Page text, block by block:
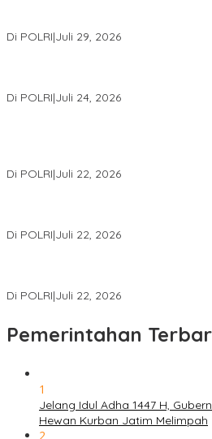
Di POLRI|Juli 29, 2026
Di POLRI|Juli 24, 2026
Di POLRI|Juli 22, 2026
Di POLRI|Juli 22, 2026
Di POLRI|Juli 22, 2026
Pemerintahan
1
Jelang Idul Adha 1447 H,
Hewan Kurban Jatim Melimpah
2